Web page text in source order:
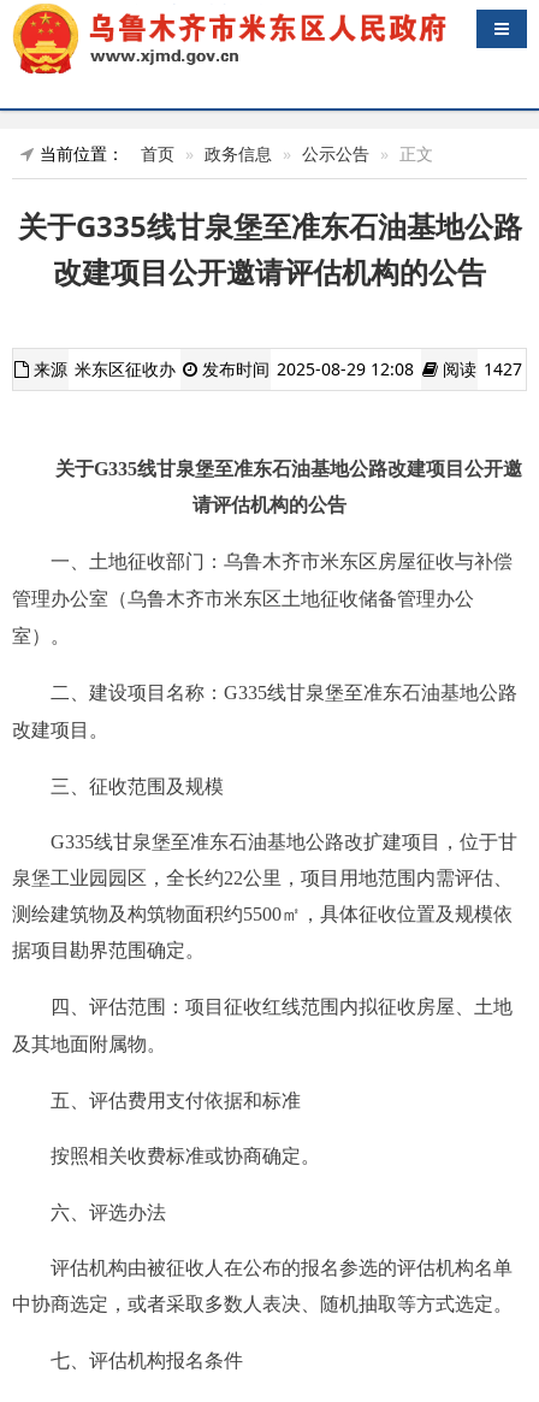
导航
当前位置： 首页 政务信息 公示公告 正文
关于G335线甘泉堡至准东石油基地公路
改建项目公开邀请评估机构的公告
来源 米东区征收办 发布时间 2025-08-29 12:08 阅读 1427
关于G335线甘泉堡至准东石油基地公路改建项目公开邀
请评估机构的公告
一、土地征收部门： 乌鲁木齐市米东区房屋征收与补偿
管理办公室（乌鲁木齐市米东区土地征收储备管理办公
室）。
二、建设项目名称： G335线甘泉堡至准东石油基地公路
改建项 目。
三、征收范围及规模
G335线甘泉堡至准东石油基地公路改扩建项 目， 位于甘
泉堡工业园园区，全长约22公里， 项目用地范围内需评估、
测绘建筑物及构筑物面积约5500㎡，具体征收位置及规模依
据项目勘界范围确定。
四、评估范围： 项目征收红线范围内拟征收房屋、土地
及其地面附属物。
五 、评估费用支付依据和标准
按照相关收费标准或协商确定。
六 、评选办法
评估机构由被征收人在公布的报名参选的评估机构名单
中协商选定，或者采取多数人表决、随机抽取等方式选定。
七 评估机构报名条件